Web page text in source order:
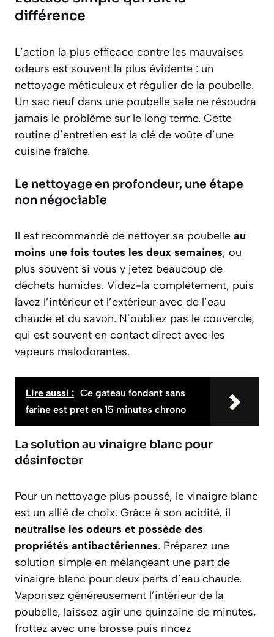
différence
L’action la plus efficace contre les mauvaises
odeurs est souvent la plus évidente : un
nettoyage méticuleux et régulier de la poubelle.
Un sac neuf dans une poubelle sale ne résoudra
jamais le problème sur le long terme. Cette
routine d’entretien est la clé de voûte d’une
cuisine fraîche.
Le nettoyage en profondeur, une étape
non négociable
Il est recommandé de nettoyer sa poubelle au
moins une fois toutes les deux semaines, ou
plus souvent si vous y jetez beaucoup de
déchets humides. Videz-la complètement, puis
lavez l’intérieur et l’extérieur avec de l’eau
chaude et du savon. N’oubliez pas le couvercle,
qui est souvent en contact direct avec les
vapeurs malodorantes.
Lire aussi : Ce gateau fondant sans
farine est pret en 15 minutes chrono
La solution au vinaigre blanc pour
désinfecter
Pour un nettoyage plus poussé, le vinaigre blanc
est un allié de choix. Grâce à son acidité, il
neutralise les odeurs et possède des
propriétés antibactériennes. Préparez une
solution simple en mélangeant une part de
vinaigre blanc pour deux parts d’eau chaude.
Vaporisez généreusement l’intérieur de la
poubelle, laissez agir une quinzaine de minutes,
frottez avec une brosse puis rincez